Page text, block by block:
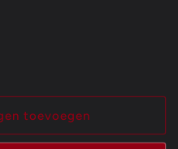
toevoegen